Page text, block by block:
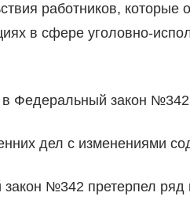
работников,
в сфере уголовно-
в Федеральный закон
дел с изменениями
№342 претерпел ряд